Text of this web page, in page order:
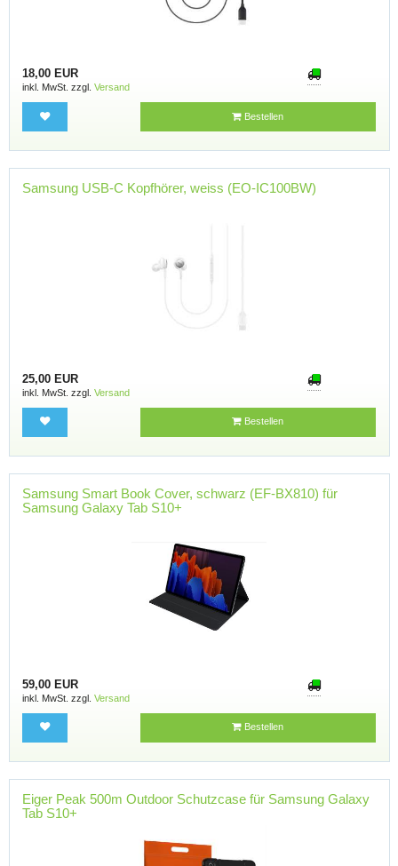
18,00 EUR
inkl. MwSt. zzgl. Versand
Bestellen
Samsung USB-C Kopfhörer, weiss (EO-IC100BW)
25,00 EUR
inkl. MwSt. zzgl. Versand
Bestellen
Samsung Smart Book Cover, schwarz (EF-BX810) für
Samsung Galaxy Tab S10+
59,00 EUR
inkl. MwSt. zzgl. Versand
Bestellen
Eiger Peak 500m Outdoor Schutzcase für Samsung Galaxy
Tab S10+